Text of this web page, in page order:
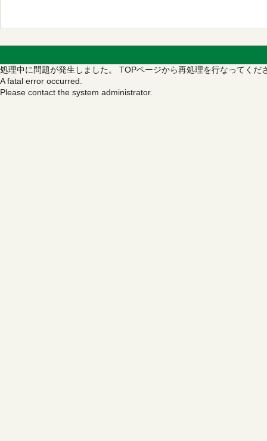
処理中に問題が発生しました。 TOPページから再処理を行なってくだ
A fatal error occurred.
Please contact the system administrator.